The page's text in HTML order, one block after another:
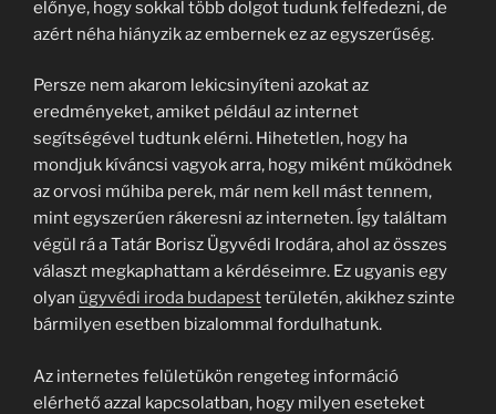
előnye, hogy sokkal több dolgot tudunk felfedezni, de
azért néha hiányzik az embernek ez az egyszerűség.
Persze nem akarom lekicsinyíteni azokat az
eredményeket, amiket például az internet
segítségével tudtunk elérni. Hihetetlen, hogy ha
mondjuk kíváncsi vagyok arra, hogy miként működnek
az orvosi műhiba perek, már nem kell mást tennem,
mint egyszerűen rákeresni az interneten. Így találtam
végül rá a Tatár Borisz Ügyvédi Irodára, ahol az összes
választ megkaphattam a kérdéseimre. Ez ugyanis egy
olyan ügyvédi iroda budapestterületén, akikhez szinte
bármilyen esetben bizalommal fordulhatunk.
Az internetes felületükön rengeteg információ
elérhető azzal kapcsolatban, hogy milyen eseteket